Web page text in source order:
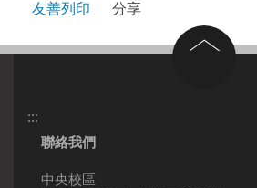
友善列印 分享
回到頂部
:::
聯絡我們
中央校區